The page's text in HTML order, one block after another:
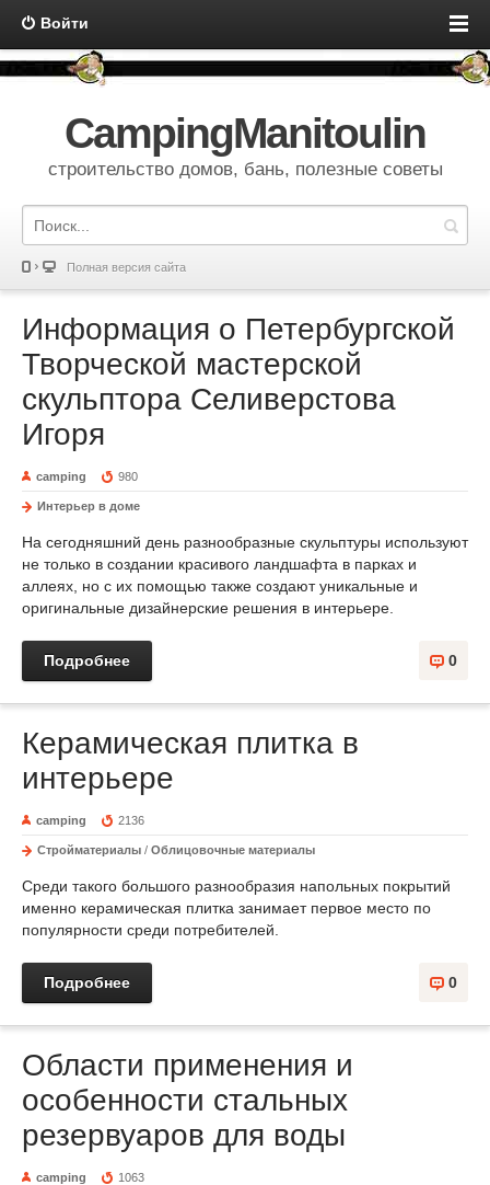
Войти
CampingManitoulin
строительство домов, бань, полезные советы
Полная версия сайта
Информация о Петербургской
Творческой мастерской
скульптора Селиверстова
Игоря
camping 980
Интерьер в доме
На сегодняшний день разнообразные скульптуры используют
не только в создании красивого ландшафта в парках и
аллеях, но с их помощью также создают уникальные и
оригинальные дизайнерские решения в интерьере.
0
Подробнее
Керамическая плитка в
интерьере
camping 2136
Стройматериалы / Облицовочные материалы
Среди такого большого разнообразия напольных покрытий
именно керамическая плитка занимает первое место по
популярности среди потребителей.
0
Подробнее
Области применения и
особенности стальных
резервуаров для воды
camping 1063